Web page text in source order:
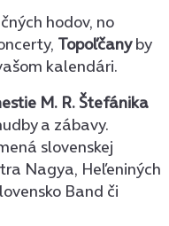
hodov, no
Topoľčanyby
kalendári.
M. R. Štefánika
a zábavy.
slovenskej
Nagya, Heľeniných
Band či